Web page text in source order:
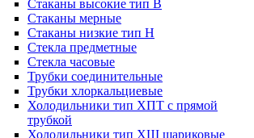
Стаканы высокие тип В
Стаканы мерные
Стаканы низкие тип Н
Стекла предметные
Стекла часовые
Трубки соединительные
Трубки хлоркальциевые
Холодильники тип ХПТ с прямой
трубкой
Холодильники тип ХШ шариковые